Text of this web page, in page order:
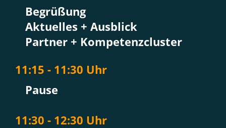
Begrüßung
Aktuelles + Ausblick
Partner + Kompetenzcluster
11:15 - 11:30 Uhr
Pause
11:30 - 12:30 Uhr